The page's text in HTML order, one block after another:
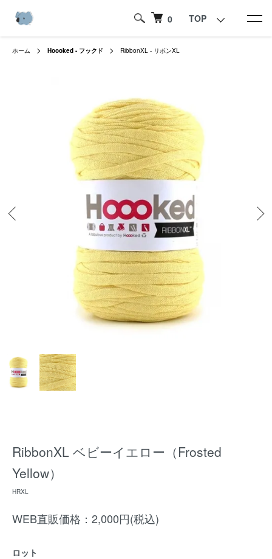
0 TOP
ホーム Hoooked - フックド RibbonXL - リボンXL
RibbonXL ベビーイエロー（Frosted
Yellow）
HRXL
WEB直販価格：2,000円(税込)
ロット